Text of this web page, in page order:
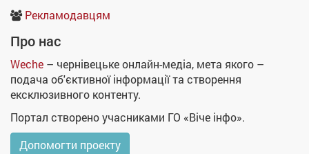
Рекламодавцям
Про нас
Weche – чернівецьке онлайн-медіа, мета якого –
подача об'єктивної інформації та створення
ексклюзивного контенту.
Портал створено учасниками ГО «Віче інфо».
Допомогти проекту